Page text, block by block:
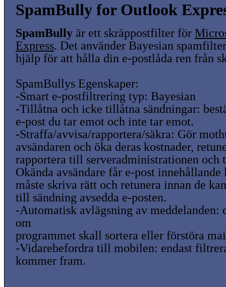
SpamBully for Outlook
SpamBully är ett skräppostfilter för
Express. Det använder Bayesian
hjälp för att hålla din e-postlåda ren från
SpamBullys Egenskaper:
-Smart e-postfiltrering typ: Bayesian
-Tillåtna och icke tillåtna sändningar:
e-post du tar emot och inte tar emot.
-Straffa/avvisa/rapportera/säkra: Gör
avsändaren och öka deras kostnader,
rapportera till serveradministrationen och
Okända avsändare får e-post innehållande
måste skriva rätt och retunera innan de
till sändning avsedda e-posten.
-Automatisk avlägsning av meddelanden:
om
programmet skall sortera eller förstöra
-Vidarebefordra till mobilen: endast
kommer fram.